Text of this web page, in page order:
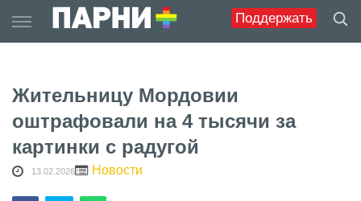
Поддержать
to
Жительницу Мордовии
оштрафовали на 4 тысячи за
картинки с радугой
13.02.2026 Новости